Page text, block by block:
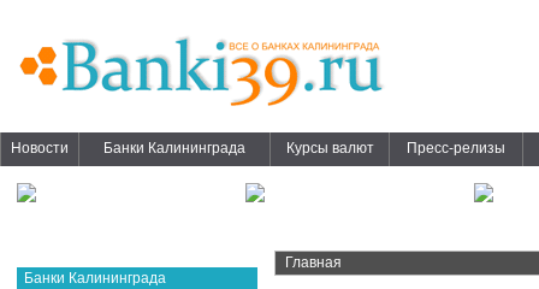
Новости Банки Калининграда Курсы валют Пресс-релизы
Банки Калининграда
Главная